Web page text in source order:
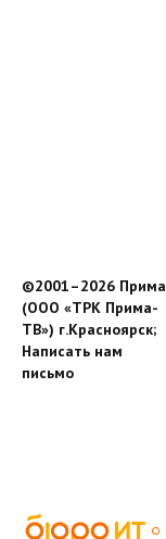
©2001–2026 Прима
(ООО «ТРК Прима-
ТВ») г.Красноярск;
Написать нам
письмо